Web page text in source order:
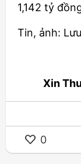
1,142 tỷ
Tin, ảnh:
Xin
0